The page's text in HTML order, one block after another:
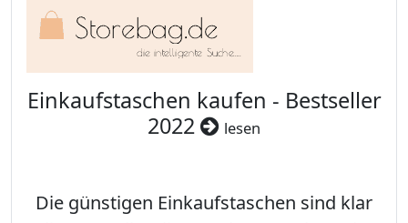
Einkaufstaschen kaufen - Bestseller
2022
lesen
Die günstigen Einkaufstaschen sind klar